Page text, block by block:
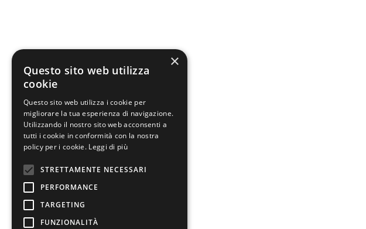
×
Questo sito web utilizza
cookie
Questo sito web utilizza i cookie per
migliorare la tua esperienza di navigazione.
Utilizzando il nostro sito web acconsenti a
tutti i cookie in conformità con la nostra
policy per i cookie. Leggi di più
STRETTAMENTE NECESSARI
PERFORMANCE
TARGETING
FUNZIONALITÀ